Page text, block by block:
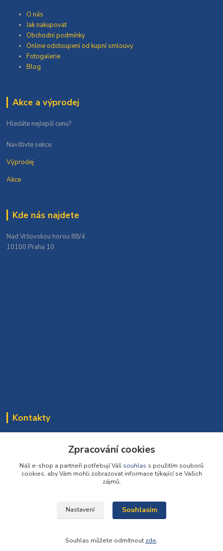
O nás
Jak nakupovat
Obchodní podmínky
Online odstoupení od kupní smlouvy
Fotogalerie
Blog
Akce a výprodej
Hledáte nejlepší cenu?
Navštivte sekce:
Výprodej
Akce
Kde nás najdete
Nad Vršovskou horou 88/4
10100 Praha 10
Kontakty
info@podlahy1.cz
Zpracování cookies
Náš e-shop a partneři potřebují Váš souhlas s použitím souborů
cookies, aby Vám mohli zobrazovat informace týkající se Vašich
zájmů.
Nastavení Souhlasím
Souhlas můžete odmítnout zde.